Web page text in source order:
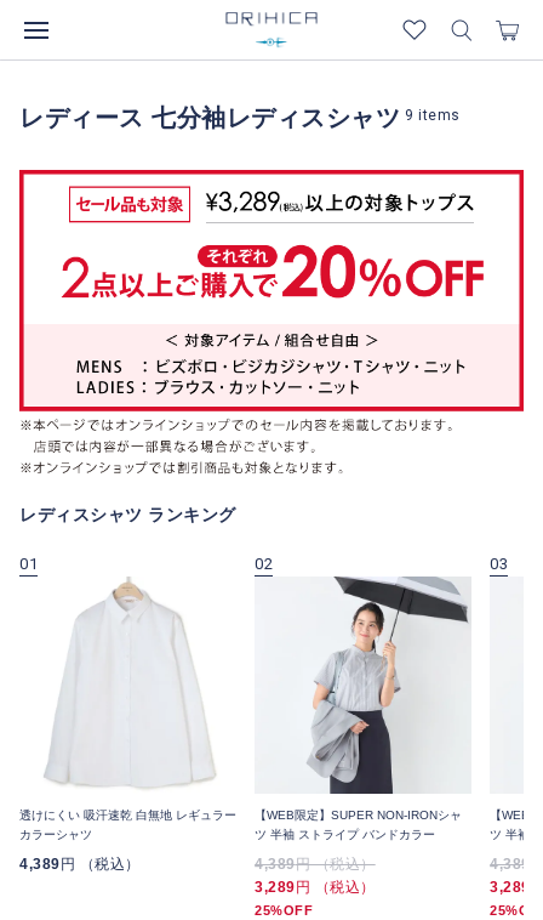
レディース 七分袖レディスシャツ 9 items
レディスシャツ ランキング
01
透けにくい 吸汗速乾 白無地 レギュラー
カラーシャツ
4,389 円 （税込）
02
【WEB限定】SUPER NON-IRONシャ
ツ 半袖 ストライプ バンドカラー
4,389円 （税込）
3,289 円 （税込）
25%OFF
03
【WEB
ツ 半袖
4,389
3,289